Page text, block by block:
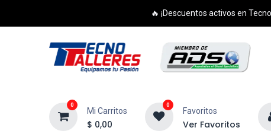
🔥 ¡Descuentos activos en
0
Mi Carritos
$ 0,00
0
Favoritos
Ver Favoritos